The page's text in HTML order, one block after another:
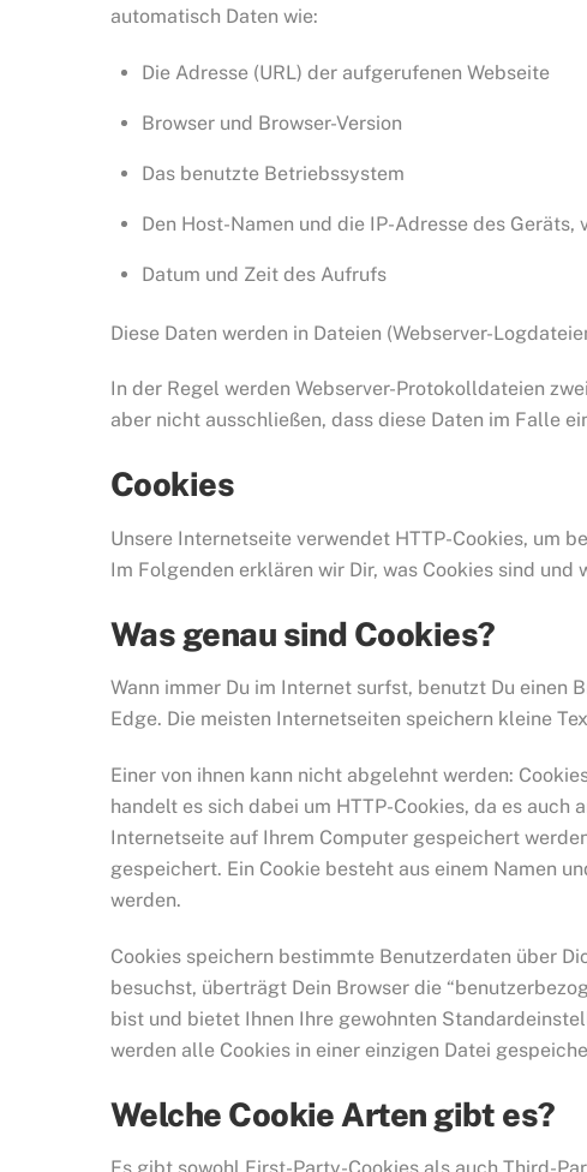
automatisch Daten wie:
Die Adresse (URL) der aufgerufenen Webseite
Browser und Browser-Version
Das benutzte Betriebssystem
Den Host-Namen und die IP-Adresse des
Datum und Zeit des Aufrufs
Diese Daten werden in Dateien (Webserver-
In der Regel werden Webserver-Protokolldateien
aber nicht ausschließen, dass diese Daten im Falle
Cookies
Unsere Internetseite verwendet HTTP-Cookies, um
Im Folgenden erklären wir Dir, was Cookies sind
Was genau sind Cookies?
Wann immer Du im Internet surfst, benutzt Du einen
Edge. Die meisten Internetseiten speichern kleine
Einer von ihnen kann nicht abgelehnt werden:
handelt es sich dabei um HTTP-Cookies, da es
Internetseite auf Ihrem Computer gespeichert
gespeichert. Ein Cookie besteht aus einem Namen
werden.
Cookies speichern bestimmte Benutzerdaten über
besuchst, überträgt Dein Browser die
bist und bietet Ihnen Ihre gewohnten
werden alle Cookies in einer einzigen Datei
Welche Cookie Arten gibt es?